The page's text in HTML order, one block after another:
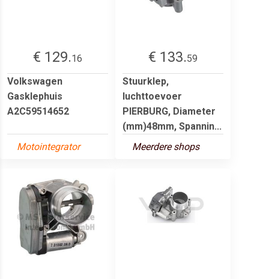
€ 129.16
Volkswagen
Gasklephuis
A2C59514652
Motointegrator
€ 133.59
Stuurklep,
luchttoevoer
PIERBURG, Diameter
(mm)48mm, Spannin...
Meerdere shops